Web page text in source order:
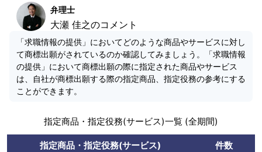
弁理士
大瀬 佳之のコメント
「求職情報の提供」においてどのような商品やサービスに対し
て商標出願がされているのか確認してみましょう。「求職情報
の提供」において商標出願の際に指定された商品やサービス
は、自社が商標出願する際の指定商品、指定役務の参考にする
ことができます。
指定商品・指定役務(サービス)一覧 (全期間)
指定商品・指定役務(サービス) 件数